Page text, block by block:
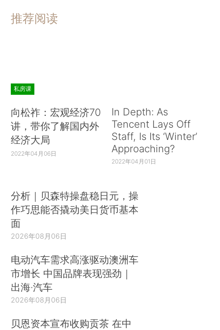
在服务消费中，从部分具有消费升级特征的代
教育的认识加深，近几年在线教育出现了火爆现
象。现象的背后是我国的在线教育整体市场还处于
比较初期的阶段，在行业自觉、市场秩序、教育评
估等方面均存在诸多乱象。
（三）居住
中，居住类消费升级指数远高于其他类别，消费升
级现象明显。家装建材类商品、墙地面材料、灯饰
照明和小家电均呈现升级趋势。人们对于居住的要
求也逐渐从生存需求转向 了生活享受。
从具有代表性的服务消费中类来看，本月住房
保养、维修及管理服务消费升级指数录得158.1，环
比下降4.1，但仍然是服务类中消费升级指数最高
的。
推荐阅读
私房课
向松祚：宏观经济70
讲，带你了解国内外
经济大局
2022年04月06日
In Depth: As
Tencent Lays Off
Staff, Is Its ‘Winter’
Approaching?
2022年04月01日
分析｜贝森特操盘稳日元，操
作巧思能否撬动美日货币基本
面
2026年08月06日
电动汽车需求高涨驱动澳洲车
市增长 中国品牌表现强劲｜
出海·汽车
2026年08月06日
贝恩资本宣布收购贡茶 在中